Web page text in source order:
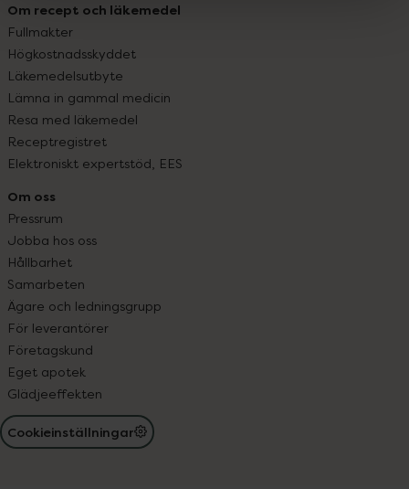
Om recept och läkemedel
Fullmakter
Högkostnadsskyddet
Läkemedelsutbyte
Lämna in gammal medicin
Resa med läkemedel
Receptregistret
Elektroniskt expertstöd, EES
Om oss
Pressrum
Jobba hos oss
Hållbarhet
Samarbeten
Ägare och ledningsgrupp
För leverantörer
Företagskund
Eget apotek
Glädjeeffekten
Cookieinställningar